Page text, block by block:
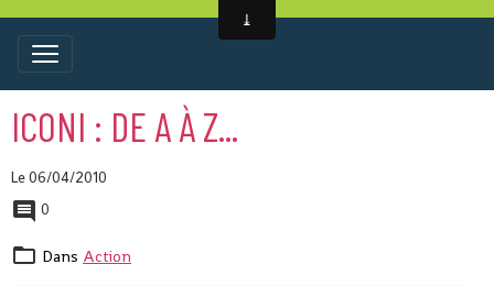
ICONI : DE A À Z...
Le 06/04/2010
0
Dans Action